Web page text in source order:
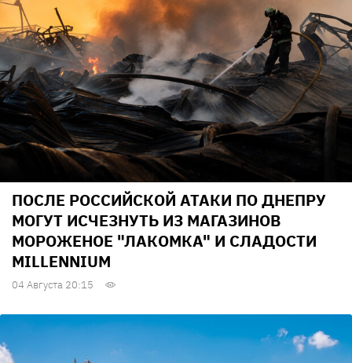
ПОСЛЕ РОССИЙСКОЙ АТАКИ ПО ДНЕПРУ
МОГУТ ИСЧЕЗНУТЬ ИЗ МАГАЗИНОВ
МОРОЖЕНОЕ "ЛАКОМКА" И СЛАДОСТИ
MILLENNIUM
04 Августа 20:15